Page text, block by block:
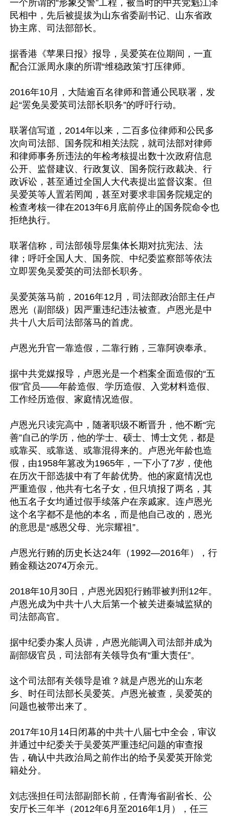
一个所谓的“形象交警”工程，被当时的中共党魁江泽
民相中，先后被提拔为山东省委副书记、山东省政
协主席、司法部部长。
据香港《苹果日报》报导，吴爱英在位期间，一直
配合江派周永康的所谓“维稳政策”打压律师。
2016年10月，大陆逾百名律师和普通公民联署，发
起“罢免吴爱英司法部长职务”的呼吁行动。
联署信写道，2014年以来，二百多位律师和公民多
次向司法部、国务院和相关法院，就司法部对律师
和律师事务所违法的年检考核提出数十次政府信息
公开、监督建议、行政复议、国务院行政裁决、行
政诉讼，甚至通过全国人大代表提出监督议案。但
吴爱英等人置若罔闻，甚至对要求非国务院规定的
检查考核一律在2013年6月底前停止的国务院命令也
拒绝执行。
联署信称，司法部领导层集体长期对抗宪法、法
律；呼吁全国人大、国务院、中纪委监察部等依法
立即罢免吴爱英的司法部长职务。
吴爱英落马前，2016年12月，司法部政治部主任卢
恩光（副部级）因严重违纪违法被查。卢恩光是中
共十八大后司法部落马的首虎。
卢恩光升官一靠造假，二靠行贿，三靠阿谀奉承。
据中共党媒报导，卢恩光是一个档案全面造假的“五
假”官员——年龄造假、学历造假、入党材料造假、
工作经历造假、家庭情况造假。
卢恩光只读完高中，随著职级不断晋升，他不断“完
善”自己的学历，他的学士、硕士、博士文凭，都是
或靠买、或靠送、或靠混得来的。卢恩光年龄也造
假，由1958年篡改为1965年，一下小了7岁，使他
在历次干部选拔中有了年龄优势。他的家庭情况也
严重造假，他共有七名子女，但只填报了两名，其
他五名子女均通过假手续落户在亲戚家。连卢恩光
这个名字都不是他的本名，而是他自己改的，恩光
的意思是“感恩父母、光宗耀祖”。
卢恩光行贿的历史长达24年（1992—2016年），行
贿金额达2074万余元。
2018年10月30日，卢恩光因犯行贿罪被判刑12年。
卢恩光成为中共十八大后第一个被关进秦城监狱的
司法部高官。
据中纪委办案人员讲，卢恩光能调入司法部并成为
副部级官员，司法部有关领导负有“重大责任”。
这个司法部有关领导是谁？就是卢恩光的山东老
乡、时任司法部长吴爱英。卢恩光被查，吴爱英的
问题也被带出来了。
2017年10月14日闭幕的中共十八届七中全会，审议
并通过中纪委关于吴爱英严重违纪问题的审查报
告，确认中共政治局之前作出的给予吴爱英开除党
籍处分。
刘志强担任司法部副部长前，任青海省副省长、公
安厅长三年半（2012年6月至2016年1月），任三